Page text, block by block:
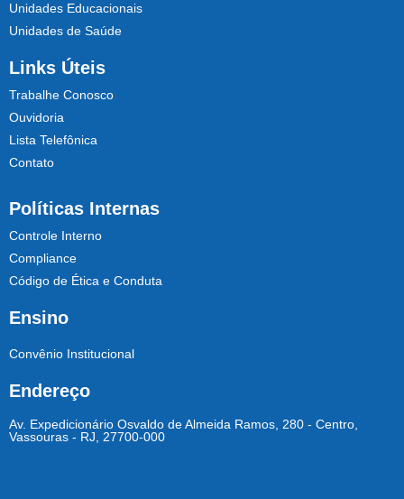
Unidades Educacionais
Unidades de Saúde
Links Úteis
Trabalhe Conosco
Ouvidoria
Lista Telefônica
Contato
Políticas Internas
Controle Interno
Compliance
Código de Ética e Conduta
Ensino
Convênio Institucional
Endereço
Av. Expedicionário Osvaldo de Almeida Ramos, 280 - Centro,
Vassouras - RJ, 27700-000